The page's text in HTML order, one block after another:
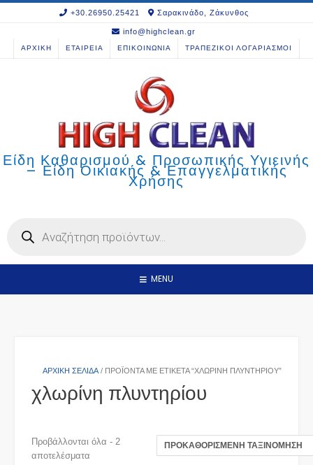
+30.26950.25421 Σαρακινάδο, Ζάκυνθος
info@highclean.gr
ΑΡΧΙΚΗ ΕΤΑΙΡΕΙΑ ΕΠΙΚΟΙΝΩΝΙΑ ΤΡΑΠΕΖΙΚΟΙ ΛΟΓΑΡΙΑΣΜΟΙ
Είδη Καθαρισμού & Προσωπικής Υγιεινής
– Είδη Οικιακής & Επαγγελματικής
Χρήσης
search
MENU
ΑΡΧΙΚΉ ΣΕΛΊΔΑ / ΠΡΟΪΌΝΤΑ ΜΕ ΕΤΙΚΈΤΑ “ΧΛΩΡΊΝΗ ΠΛΥΝΤΗΡΊΟΥ”
χλωρίνη πλυντηρίου
Προβάλλονται όλα - 2
αποτελέσματα